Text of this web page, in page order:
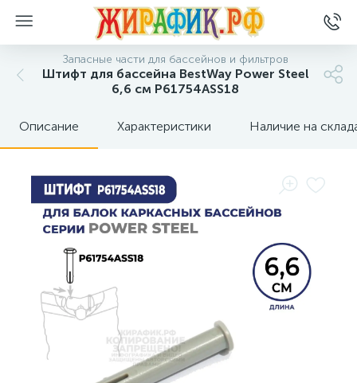
Запасные части для бассейнов и фильтров
Штифт для бассейна BestWay Power Steel
6,6 см P61754ASS18
Описание Характеристики Наличие на